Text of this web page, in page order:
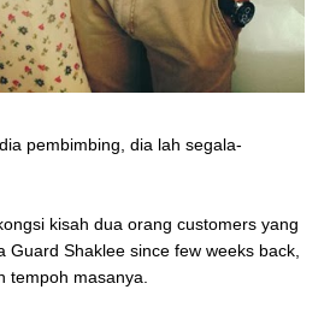
pembimbing, dia lah segala-
kisah dua orang customers yang
Guard Shaklee since few weeks back,
tempoh masanya.